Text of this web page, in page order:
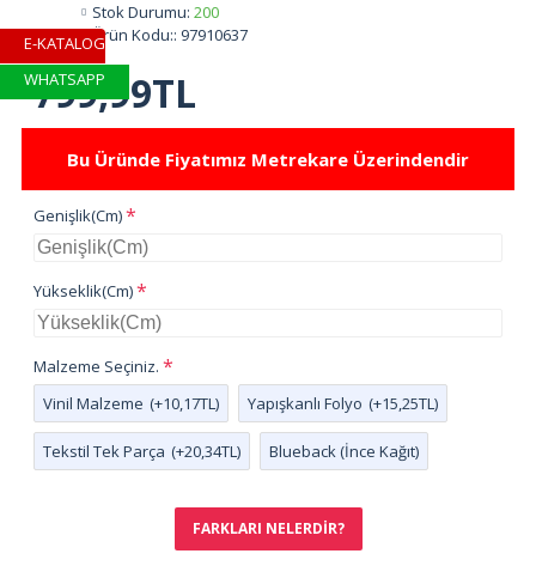
FARKLARI NELERDIR?
Bu Üründe Fiyatımız Metrekare Üzerindendir
Stok Durumu: 200
Ürün Kodu:: 97910637
799,99TL
Genişlik(Cm)
Yükseklik(Cm)
Malzeme Seçiniz.
Vinil Malzeme (+10,17TL) Yapışkanlı Folyo (+15,25TL)
Tekstil Tek Parça (+20,34TL) Blueback (İnce Kağıt)
E-KATALOG
WHATSAPP